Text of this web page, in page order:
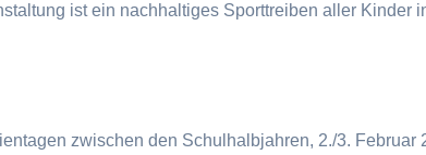
ist ein nachhaltiges Sporttreiben aller Kinder
zwischen den Schulhalbjahren, 2./3.